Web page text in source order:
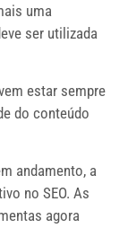
uma
ser utilizada
estar sempre
do conteúdo
andamento, a
no SEO. As
agora